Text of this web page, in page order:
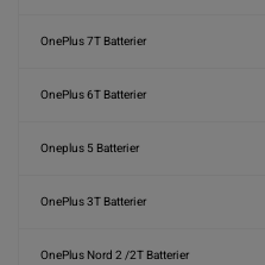
OnePlus 7T Batterier
OnePlus 6T Batterier
Oneplus 5 Batterier
OnePlus 3T Batterier
OnePlus Nord 2 /2T Batterier